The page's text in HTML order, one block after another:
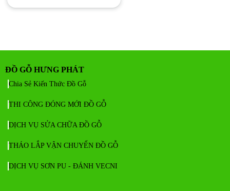
ĐỒ GỖ HƯNG PHÁT
Chia Sẻ Kiến Thức Đồ Gỗ
THI CÔNG ĐÓNG MỚI ĐỒ GỖ
DỊCH VỤ SỬA CHỮA ĐỒ GỖ
THÁO LẮP VẬN CHUYỂN ĐỒ GỖ
DỊCH VỤ SƠN PU - ĐÁNH VECNI